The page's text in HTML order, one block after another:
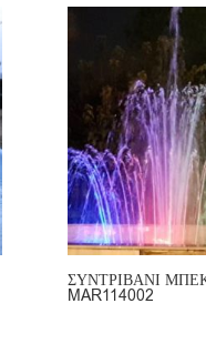
ΣΥΝΤΡΙΒΑΝΙ
MAR114002